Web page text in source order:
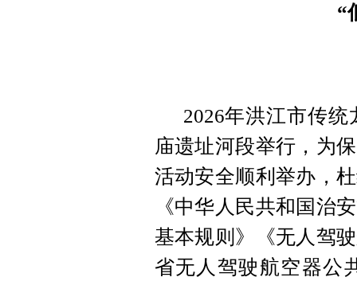
“
2026年洪江市传
庙遗址河段举行，为
活动安全顺利举办，
《中华人民共和国治
基本规则》《无人驾
省无人驾驶航空器公